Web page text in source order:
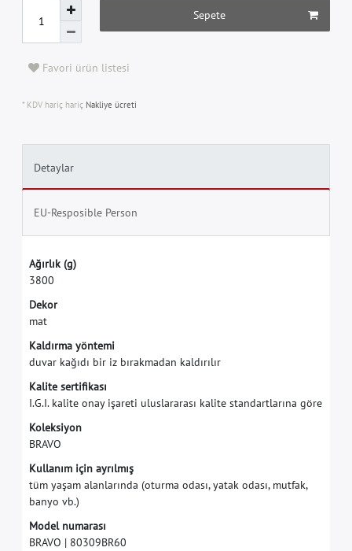
Sepete
Favori ürün listesi
* KDV hariç hariç Nakliye ücreti
Detaylar
EU-Resposible Person
Ağırlık (g)
3800
Dekor
mat
Kaldırma yöntemi
duvar kağıdı bir iz bırakmadan kaldırılır
Kalite sertifkası
I.G.I. kalite onay işareti uluslararası kalite standartlarına göre
Koleksiyon
BRAVO
Kullanım için ayrılmış
tüm yaşam alanlarında (oturma odası, yatak odası, mutfak,
banyo vb.)
Model numarası
BRAVO | 80309BR60